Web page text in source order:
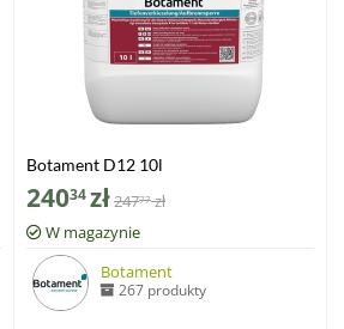
Botament D12 10l
24034zł24777 zł
W magazynie
Botament
267 produkty